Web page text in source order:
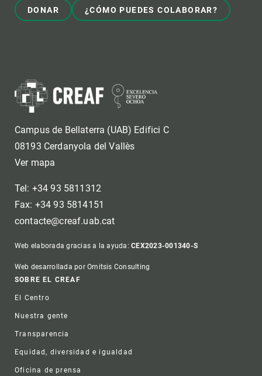
DONAR ¿CÓMO PUEDES COLABORAR?
Campus de Bellaterra (UAB) Edifici C
08193 Cerdanyola del Vallès
Ver mapa
Tel: +34 93 5811312
Fax: +34 93 5814151
contacte@creaf.uab.cat
Web elaborada gracias a la ayuda:CEX2023-001340-S
Web desarrollada por Omitsis Consulting
Footer
SOBRE EL CREAF
El Centro
Nuestra gente
Transparencia
Equidad, diversidad e igualdad
Oficina de prensa